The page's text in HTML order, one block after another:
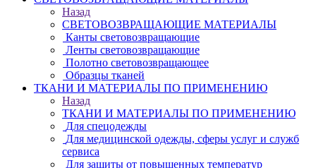
Назад
СВЕТОВОЗВРАЩАЮЩИЕ МАТЕРИАЛЫ
Канты световозвращающие
Ленты световозвращающие
Полотно световозвращающее
Образцы тканей
ТКАНИ И МАТЕРИАЛЫ ПО ПРИМЕНЕНИЮ
Назад
ТКАНИ И МАТЕРИАЛЫ ПО ПРИМЕНЕНИЮ
Для спецодежды
Для медицинской одежды, сферы услуг и служб
сервиса
Для защиты от повышенных температур